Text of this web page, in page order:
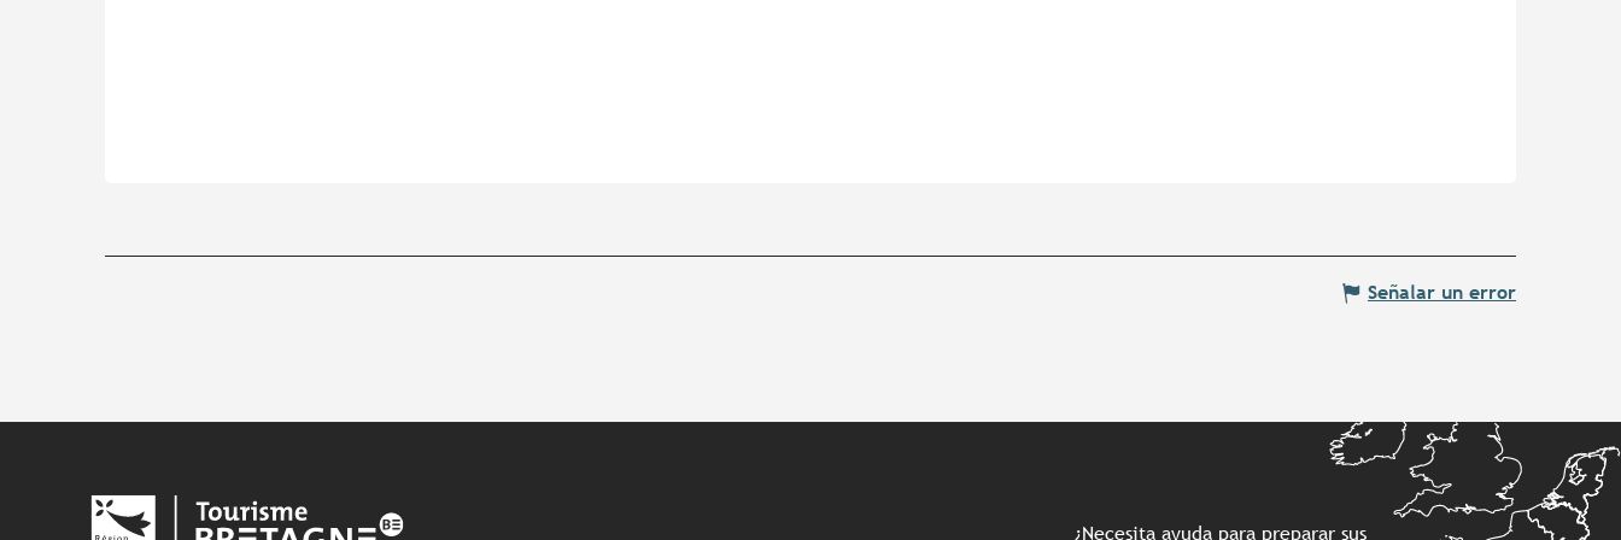
Señalar un error
¿Necesita ayuda para preparar sus